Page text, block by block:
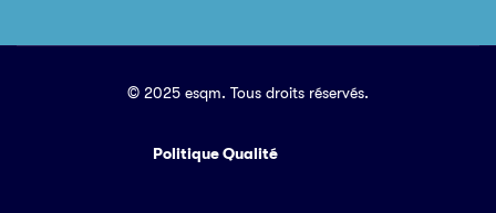
© 2025 esqm. Tous droits réservés.
Politique Qualité